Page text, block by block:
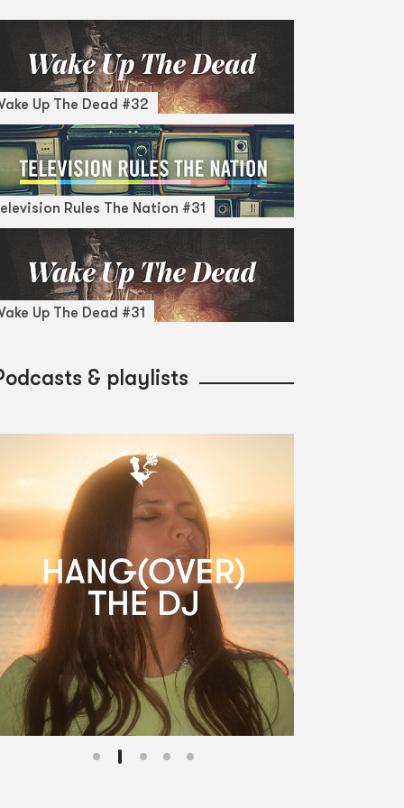
Up The Dead #32
Rules The Nation #31
Up The Dead #31
& playlists